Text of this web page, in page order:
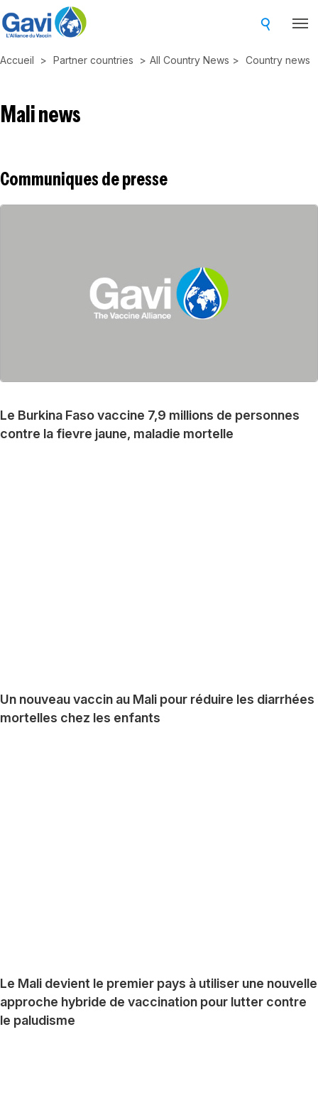
Skip
to
content
Accueil Partner countries All Country News Country news
Mali news
Communiques de presse
Le Burkina Faso vaccine 7,9 millions de personnes
contre la fievre jaune, maladie mortelle
Un nouveau vaccin au Mali pour réduire les diarrhées
mortelles chez les enfants
Le Mali devient le premier pays à utiliser une nouvelle
approche hybride de vaccination pour lutter contre
le paludisme